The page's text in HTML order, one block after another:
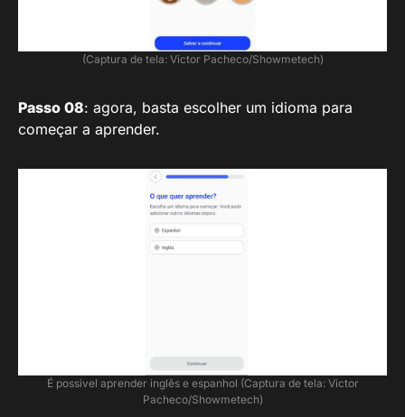
(Captura de tela: Victor Pacheco/Showmetech)
Passo 08: agora, basta escolher um idioma para
começar a aprender.
É possivel aprender inglês e espanhol (Captura de tela: Victor
Pacheco/Showmetech)